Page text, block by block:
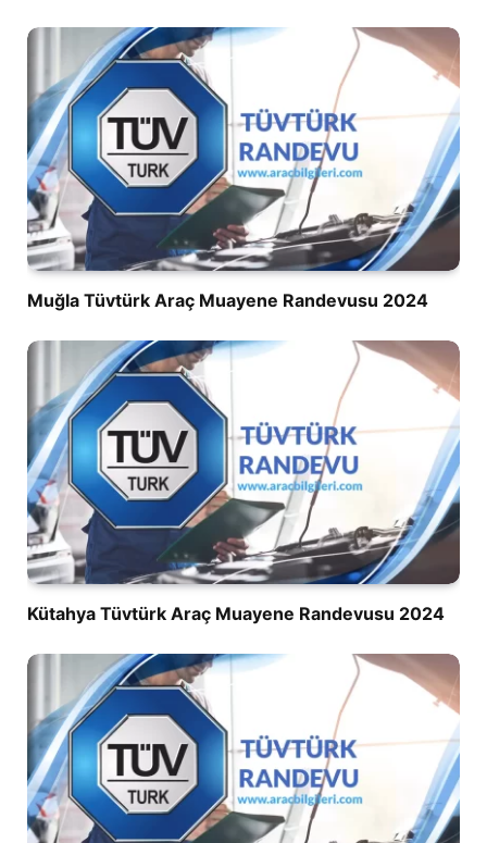
Muğla Tüvtürk Araç Muayene Randevusu 2024
Kütahya Tüvtürk Araç Muayene Randevusu 2024